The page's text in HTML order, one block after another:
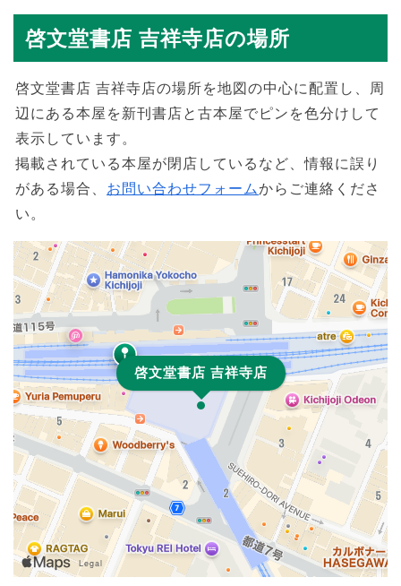
啓文堂書店 吉祥寺店の場所
啓文堂書店 吉祥寺店の場所を地図の中心に配置し、周
辺にある本屋を新刊書店と古本屋でピンを色分けして
表示しています。
掲載されている本屋が閉店しているなど、情報に誤り
がある場合、 お問い合わせフォームからご連絡くださ
い。
啓文堂書店 吉祥寺店